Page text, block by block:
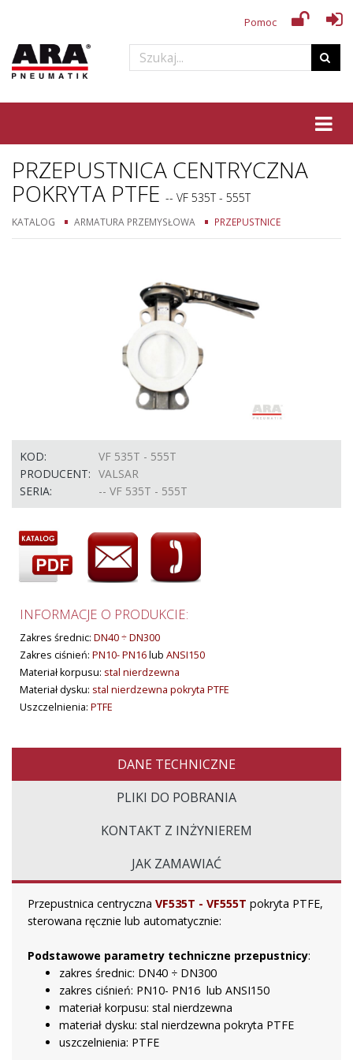
Pomoc
PRZEPUSTNICA CENTRYCZNA
POKRYTA PTFE -- VF 535T - 555T
KATALOG ARMATURA PRZEMYSŁOWA PRZEPUSTNICE
KOD:
VF 535T - 555T
PRODUCENT: VALSAR
SERIA:
-- VF 535T - 555T
INFORMACJE O PRODUKCIE:
Zakres średnic: DN40 ÷ DN300
Zakres ciśnień: PN10- PN16lub ANSI150
Materiał korpusu: stal nierdzewna
Materiał dysku: stal nierdzewna pokryta PTFE
Uszczelnienia: PTFE
DANE TECHNICZNE
PLIKI DO POBRANIA
KONTAKT Z INŻYNIEREM
JAK ZAMAWIAĆ
Przepustnica centryczna VF535T - VF555T pokryta PTFE,
sterowana ręcznie lub automatycznie:
Podstawowe parametry techniczne przepustnicy:
zakres średnic: DN40 ÷ DN300
zakres ciśnień: PN10- PN16 lub ANSI150
materiał korpusu: stal nierdzewna
materiał dysku: stal nierdzewna pokryta PTFE
uszczelnienia: PTFE